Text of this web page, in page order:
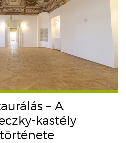
– A
kastély